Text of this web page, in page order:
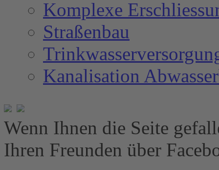
Komplexe
Straßenbau
Kanalisation
Wenn Ihnen die Seite
Ihren Freunden über